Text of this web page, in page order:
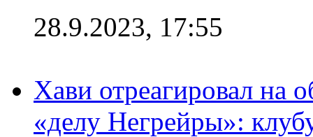
28.9.2023, 17:55
Хави отреагировал на
«делу Негрейры»: